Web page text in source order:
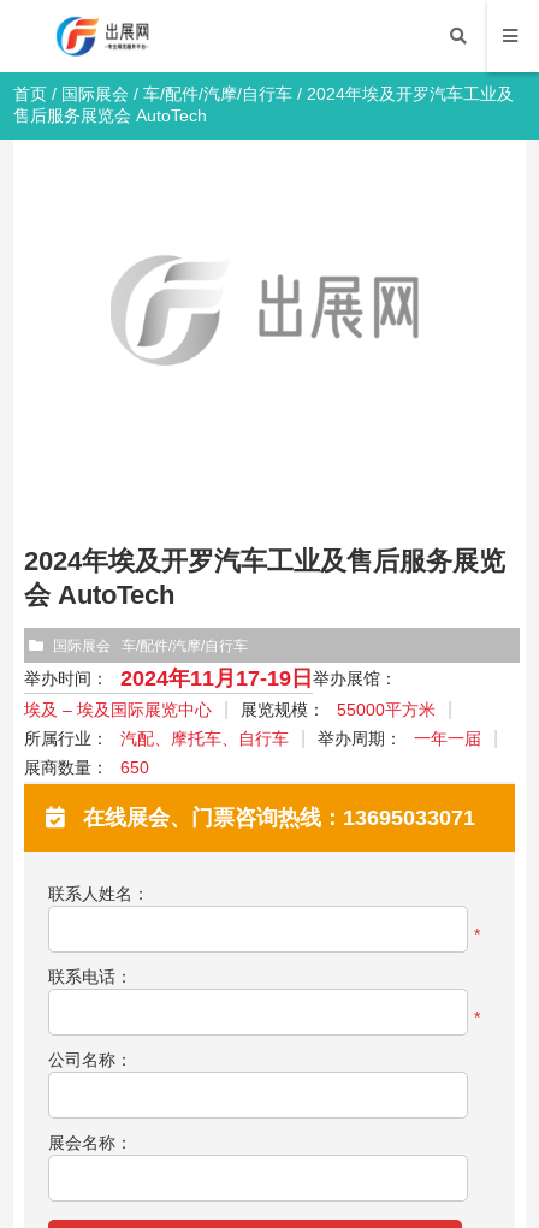
首页 / 国际展会 /车/配件/汽摩/自行车 / 2024年埃及开罗汽车工业及
售后服务展览会 AutoTech
2024年埃及开罗汽车工业及售后服务展览
会 AutoTech
国际展会 车/配件/汽摩/自行车
举办时间： 2024年11月17-19日 举办展馆：
埃及 – 埃及国际展览中心
展览规模：
55000平方米
所属行业：
汽配、摩托车、自行车 举办周期：
一年一届
展商数量：
650
在线展会、门票咨询热线：13695033071
联系人姓名：
*
联系电话：
*
公司名称：
展会名称：